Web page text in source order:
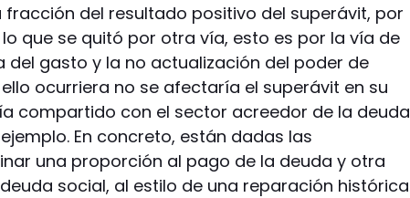
fracción del resultado positivo del superávit, por
que se quitó por otra vía, esto es por la vía de
gasto y la no actualización del poder de
ocurriera no se afectaría el superávit en su
compartido con el sector acreedor de la deuda
En concreto, están dadas las
una proporción al pago de la deuda y otra
social, al estilo de una reparación histórica